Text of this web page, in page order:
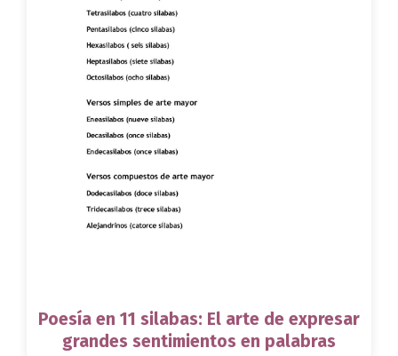
Poesía en 11 silabas: El arte de expresar
grandes sentimientos en palabras